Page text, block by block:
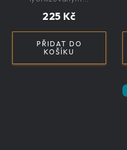
225 Kč
PŘIDAT DO
KOŠÍKU